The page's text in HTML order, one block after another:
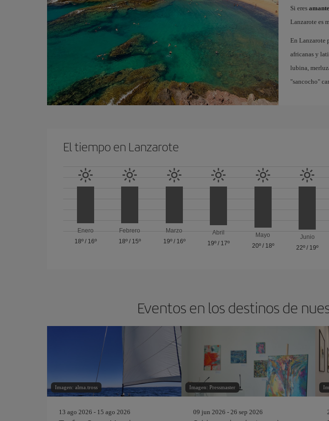
Si eres
Lanzarote es
En Lanzarote
africanas y
lubina,
"sancocho"
El tiempo en Lanzarote
Enero
18º/ 16º
Febrero
18º / 15º
Marzo
19º/ 16º
Abril
19º / 17º
Mayo
20º/ 18º
Junio
22º / 19º
Eventos en los destinos de
Imagen: alma.tross
13 ago 2026 - 15 ago 2026
Imagen: Pressmaster
09 jun 2026 - 26 sep 2026